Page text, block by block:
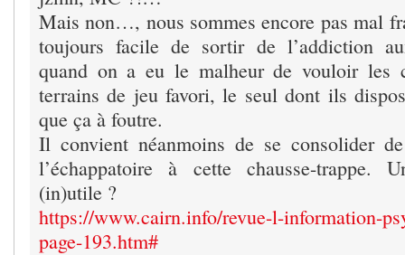
Mais non…, nous sommes encore pas mal
toujours facile de sortir de l’addiction
quand on a eu le malheur de vouloir les
terrains de jeu favori, le seul dont ils
que ça à foutre.
Il convient néanmoins de se consolider
l’échappatoire à cette chausse-trappe.
(in)utile ?
https://www.cairn.info/revue-l-information-
page-193.htm#